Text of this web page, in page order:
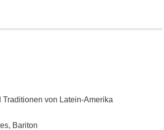
von Latein-Amerika
Bariton